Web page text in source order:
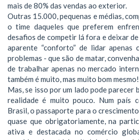
mais de 80% das vendas ao exterior.
Outras 15.000, pequenas e médias,
o time daqueles que preferem
desafios de competir lá fora e deixar
aparente “conforto” de lidar apenas
problemas - que são de matar,
de trabalhar apenas no mercado
também é muito, mas muito bom mesmo!
Mas, se isso por um lado pode parecer
realidade é muito pouco. Num país
Brasil, o passaporte para o crescimento
quase que obrigatoriamente, na
ativa e destacada no comércio